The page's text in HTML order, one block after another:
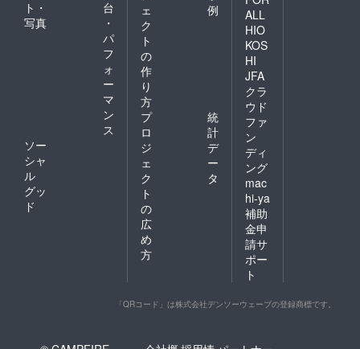
ト・
写真
台
・
パ
フ
ォ
ー
マ
ン
ス
ソー
シャ
ル
グッ
ド
ェ
ク
ト
の
作
り
方
例
プ
ロ
ジ
ェ
ク
ト
の
広
め
方
統
計
デ
ー
タ
ALL
HIO
KOS
HI
JFA
クラ
ウド
ファ
ン
ディ
ング
mac
hi-ya
補助
金申
請サ
ポー
ト
「QRコード」は株式会社デンソーウェーブの登録商標です。